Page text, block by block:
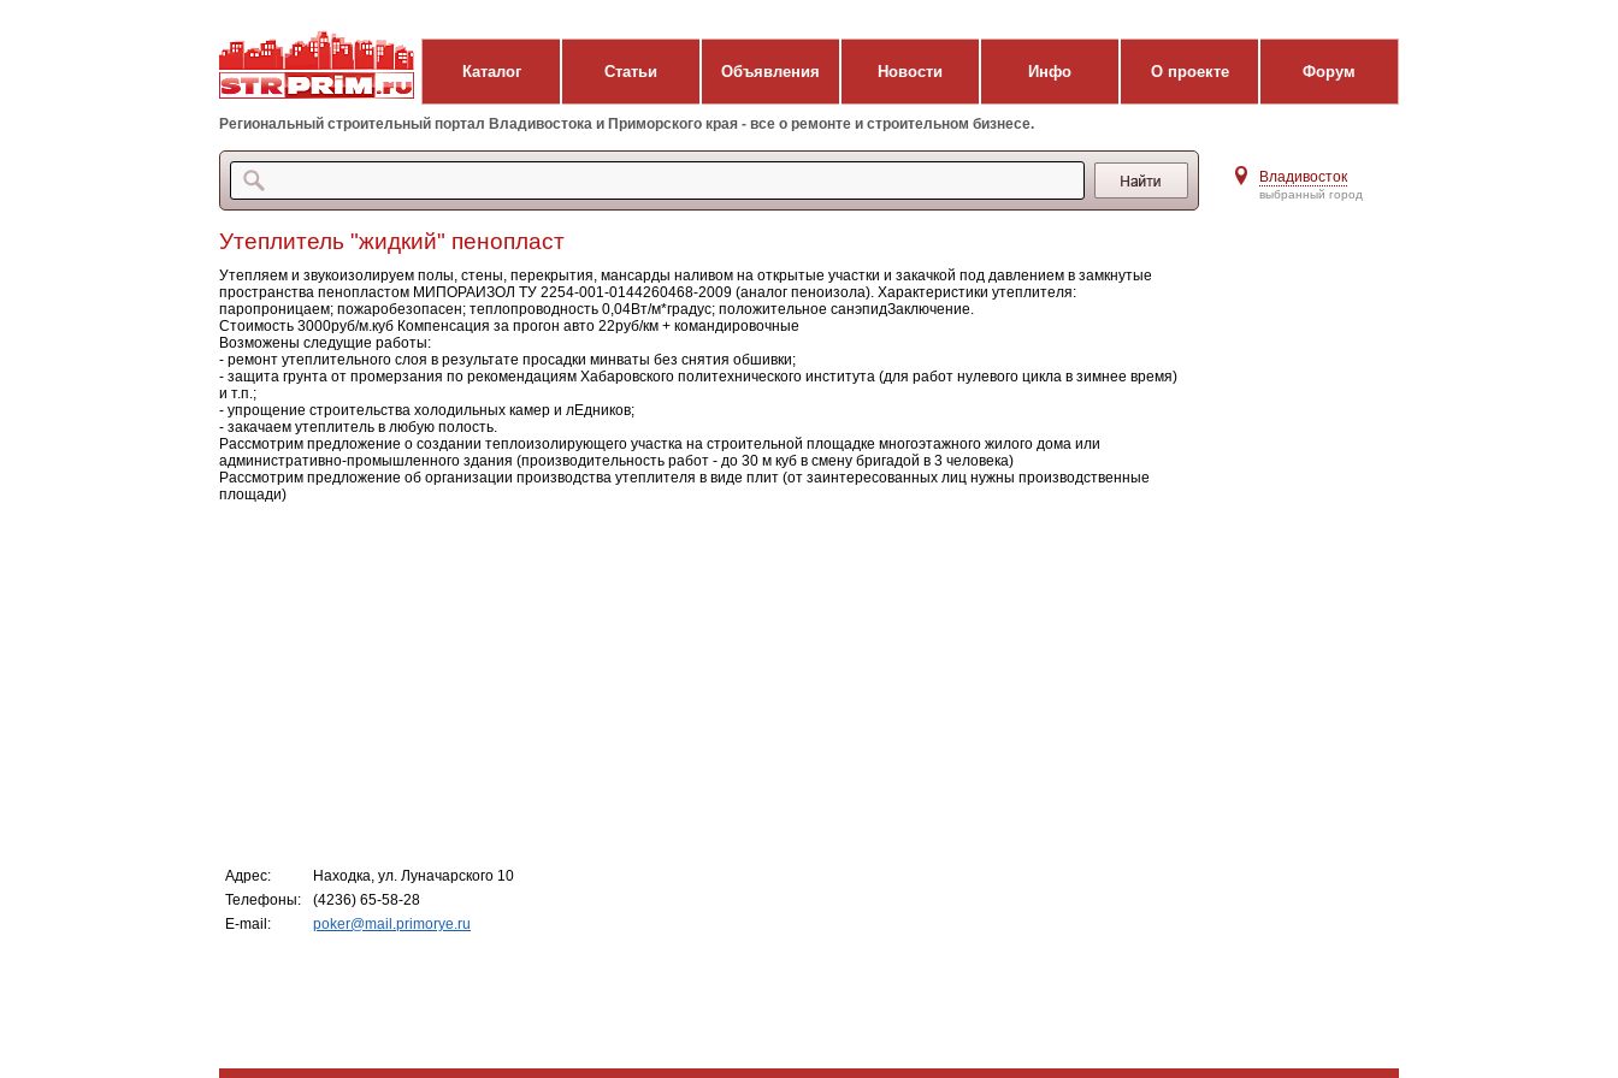
Каталог Статьи Объявления Новости Инфо О проекте Форум
Региональный строительный портал Владивостока и Приморского края - все о ремонте и строительном бизнесе.
Владивосток
выбранный город
Утеплитель "жидкий" пенопласт
Утепляем и звукоизолируем полы, стены, перекрытия, мансарды наливом на открытые участки и закачкой под давлением в замкнутые
пространства пенопластом МИПОРАИЗОЛ ТУ 2254-001-0144260468-2009 (аналог пеноизола). Характеристики утеплителя:
паропроницаем; пожаробезопасен; теплопроводность 0,04Вт/м*градус; положительное санэпидЗаключение.
Стоимость 3000руб/м.куб Компенсация за прогон авто 22руб/км + командировочные
Возможены следущие работы:
- ремонт утеплительного слоя в результате просадки минваты без снятия обшивки;
- защита грунта от промерзания по рекомендациям Хабаровского политехнического института (для работ нулевого цикла в зимнее время)
и т.п.;
- упрощение строительства холодильных камер и лЕдников;
- закачаем утеплитель в любую полость.
Рассмотрим предложение о создании теплоизолирующего участка на строительной площадке многоэтажного жилого дома или
административно-промышленного здания (производительность работ - до 30 м куб в смену бригадой в 3 человека)
Рассмотрим предложение об организации производства утеплителя в виде плит (от заинтересованных лиц нужны производственные
площади)
Адрес:
Находка, ул. Луначарского 10
Телефоны:
(4236) 65-58-28
E-mail:
poker@mail.primorye.ru